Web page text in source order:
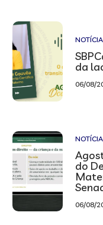
NOTÍCIA
da
06/08/
NOTÍCIA
do
06/08/